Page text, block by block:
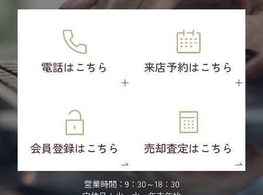
電話はこちら 来店予約はこちら
会員登録はこちら 売却査定はこちら
営業時間：9：30～18：30